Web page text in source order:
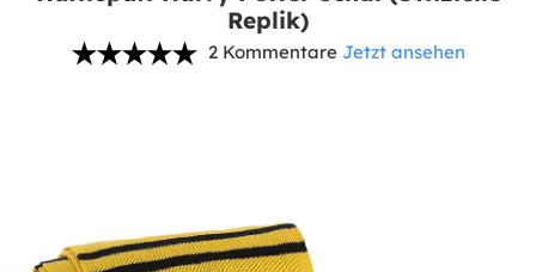
Replik)
2 Kommentare Jetzt ansehen